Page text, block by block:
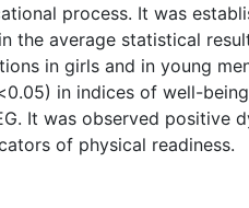
process. It was
the average statistical
in girls and in young
in indices of well-
It was observed positive
of physical readiness.